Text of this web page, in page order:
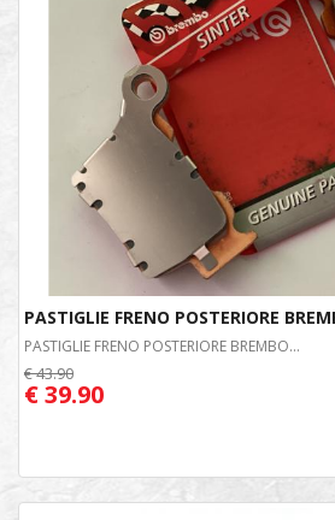
PASTIGLIE FRENO POSTERIORE
PASTIGLIE FRENO POSTERIORE BREMBO...
€ 43.90
€ 39.90